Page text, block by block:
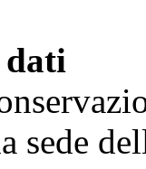
dati
sede